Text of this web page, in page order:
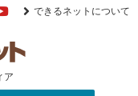
ア
YouTube
できるネットについて